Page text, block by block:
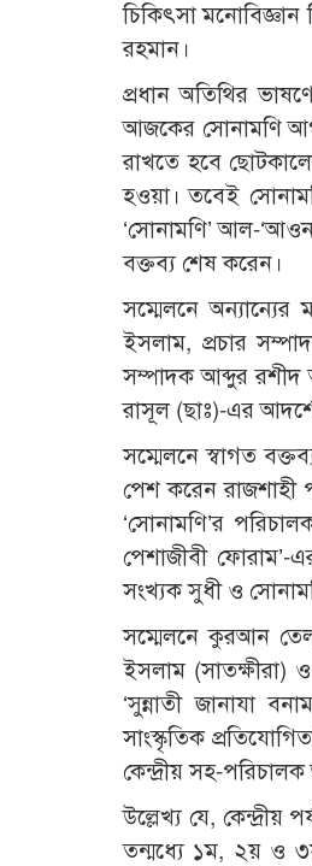
চিকিৎসা মনোবিজ্ঞান
রহমান।
প্রধান অতিথির
আজকের সোনামণি
রাখতে হবে
হওয়া। তবেই
‘সোনামণি’ আল-
বক্তব্য শেষ করেন।
সম্মেলনে
ইসলাম, প্রচার
সম্পাদক আব্দুর রশীদ
রাসূল (ছাঃ)-এর
সম্মেলনে স্বাগত
পেশ করেন রাজশাহী
‘সোনামণি’র
পেশাজীবী ফোরাম’-
সংখ্যক সুধী ও
সম্মেলনে কুরআন
ইসলাম (সাতক্ষীরা)
‘সুন্নাতী জানাযা
সাংস্কৃতিক
কেন্দ্রীয় সহ-
উল্লে­খ্য যে,
তন্মধ্যে ১ম, ২য় ও